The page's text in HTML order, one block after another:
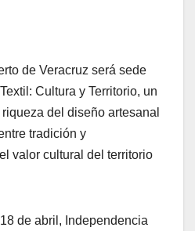
de Veracruz será sede
Cultura y Territorio, un
del diseño artesanal
tradición y
valor cultural del territorio
de abril, Independencia